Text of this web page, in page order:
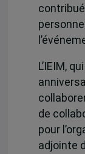
L’IEIM,
de
pour
adjointe